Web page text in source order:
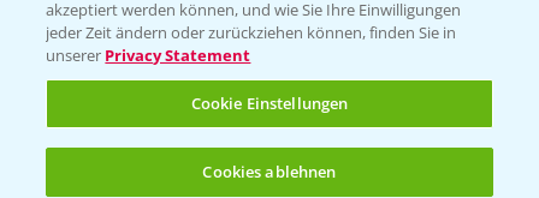
Folgen Sie uns
akzeptiert werden können, und wie Sie Ihre Einwilligungen
jeder Zeit ändern oder zurückziehen können, finden Sie in
unserer Privacy Statement
Cookie Einstellungen
Cookies ablehnen